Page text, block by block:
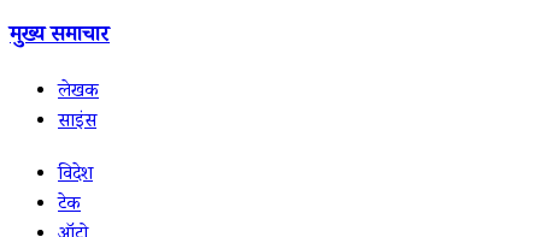
मुख्य समाचार
लेखक
साइंस
विदेश
टेक